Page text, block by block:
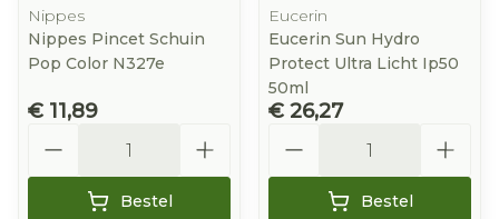
Nippes
Nippes Pincet Schuin
Pop Color N327e
€ 11,89
Bestel
Eucerin
Eucerin Sun Hydro
Protect Ultra Licht Ip50
50ml
€ 26,27
Bestel